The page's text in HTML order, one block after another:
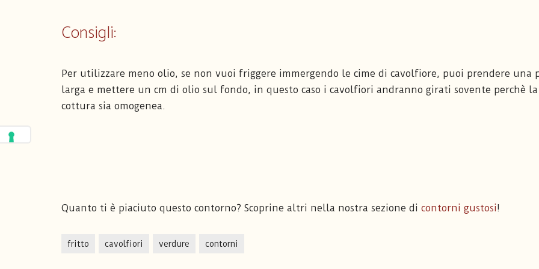
Consigli:
Per utilizzare meno olio, se non vuoi friggere immergendo le cime di cavolfiore, puoi prendere una
larga e mettere un cm di olio sul fondo, in questo caso i cavolfiori andranno girati sovente perchè la
cottura sia omogenea.
Quanto ti è piaciuto questo contorno? Scoprine altri nella nostra sezione di contorni gustosi!
fritto cavolfiori verdure contorni